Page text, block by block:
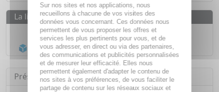
La livraison
Livraison gratuite dès55€
Acheminement Chronopost en 24h*
Présentation
Sur nos sites et nos applications, nous
recueillons à chacune de vos visites des
données vous concernant. Ces données nous
permettent de vous proposer les offres et
services les plus pertinents pour vous, et de
vous adresser, en direct ou via des partenaires,
des communications et publicités personnalisées
et de mesurer leur efficacité. Elles nous
permettent également d'adapter le contenu de
nos sites à vos préférences, de vous faciliter le
partage de contenu sur les réseaux sociaux et